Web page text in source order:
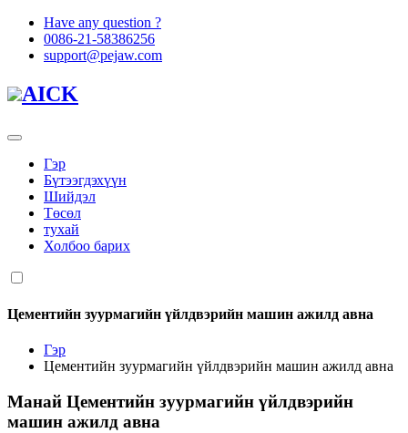
Have any question ?
0086-21-58386256
support@pejaw.com
AICK
Гэр
Бүтээгдэхүүн
Шийдэл
Төсөл
тухай
Холбоо барих
Цементийн зуурмагийн үйлдвэрийн машин ажилд авна
Гэр
Цементийн зуурмагийн үйлдвэрийн машин ажилд авна
Манай Цементийн зуурмагийн үйлдвэрийн
машин ажилд авна